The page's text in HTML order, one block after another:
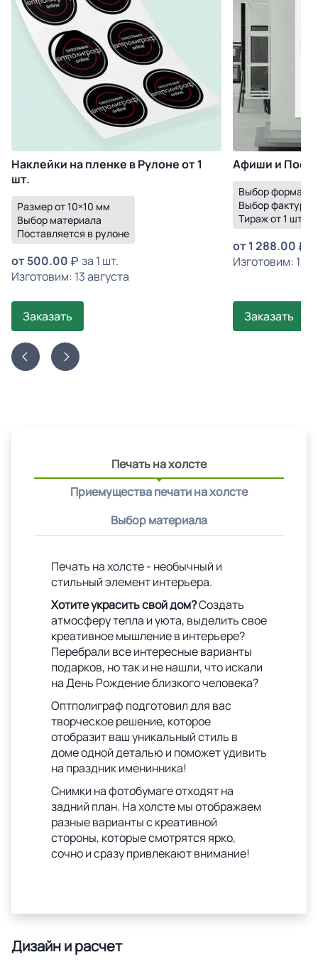
Наклейки на пленке в Рулоне от 1
шт.
Размер от 10×10 мм
Выбор материала
Поставляется в рулоне
от 500.00
за 1 шт.
Изготовим: 13 августа
Заказать
Афиши и
Выбор формата
Выбор фактуры
Тираж от 1 шт.
от 1 288.00
Изготовим: 12
Заказать
Печать на холсте
Приемущества печати на холсте
Выбор материала
Печать на холсте - необычный и
стильный элемент интерьера.
Хотите украсить свой дом?Создать
атмосферу тепла и уюта, выделить свое
креативное мышление в интерьере?
Перебрали все интересные варианты
подарков, но так и не нашли, что искали
на День Рождение близкого человека?
Оптполиграф подготовил для вас
творческое решение, которое
отобразит ваш уникальный стиль в
доме одной деталью и поможет удивить
на праздник именинника!
Снимки на фотобумаге отходят на
задний план. На холсте мы отображаем
разные варианты с креативной
стороны, которые смотрятся ярко,
сочно и сразу привлекают внимание!
Дизайн и расчет